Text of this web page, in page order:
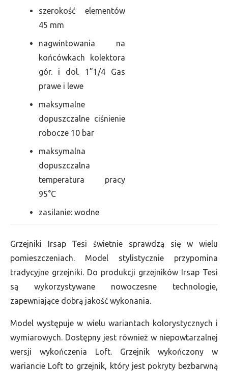
szerokość elementów
45 mm
nagwintowania na
końcówkach kolektora
gór. i dol. 1”1/4 Gas
prawe i lewe
maksymalne
dopuszczalne ciśnienie
robocze 10 bar
maksymalna
dopuszczalna
temperatura pracy
95°C
zasilanie: wodne
Grzejniki Irsap Tesi świetnie sprawdzą się w wielu
pomieszczeniach. Model stylistycznie przypomina
tradycyjne grzejniki. Do produkcji grzejników Irsap Tesi
są wykorzystywane nowoczesne technologie,
zapewniające dobrą jakość wykonania.
Model występuje w wielu wariantach kolorystycznych i
wymiarowych. Dostępny jest również w niepowtarzalnej
wersji wykończenia Loft. Grzejnik wykończony w
wariancie Loft to grzejnik, który jest pokryty bezbarwną